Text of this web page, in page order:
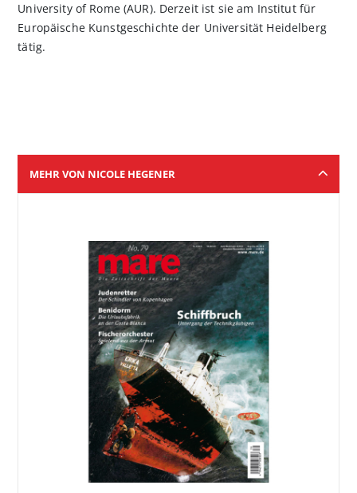
University of Rome (AUR). Derzeit ist sie am Institut für
Europäische Kunstgeschichte der Universität Heidelberg
tätig.
MEHR VON NICOLE HEGENER